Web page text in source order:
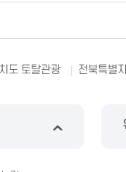
도 토탈관광 전북특별